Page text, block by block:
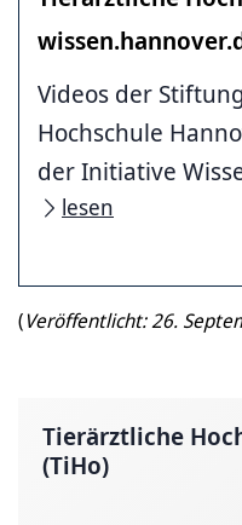
Videos der
Hochschule
der Initiative
lesen
(Veröffentlicht: 26.
Tierärztliche
(TiHo)